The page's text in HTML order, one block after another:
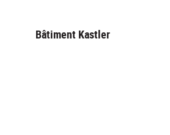
Bâtiment Kastler